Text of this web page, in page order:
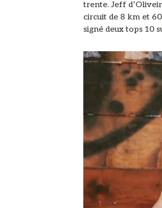
trente. Jeff
circuit de 8 km et
signé deux tops 10